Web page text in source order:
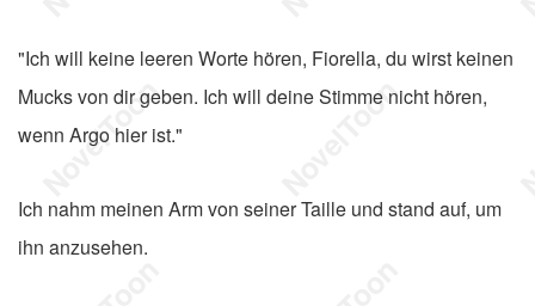
"Ich will keine leeren Worte hören, Fiorella, du wirst keinen
Mucks von dir geben. Ich will deine Stimme nicht hören,
wenn Argo hier ist."
Ich nahm meinen Arm von seiner Taille und stand auf, um
ihn anzusehen.